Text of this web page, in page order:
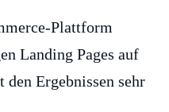
Plattform
Landing Pages auf
Ergebnissen sehr